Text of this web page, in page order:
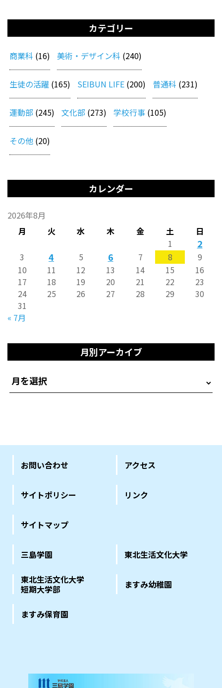
カテゴリー
商業科 (16) 美術・デザイン科 (240)
生徒の活躍 (165) SEIBUN LIFE (200) 普通科 (231)
運動部 (245) 文化部 (273) 学校行事 (105)
その他 (20)
カレンダー
2026年8月
月
火 水 木 金 土 日
« 7月
1 2
3 4 5 6 7 8
9
10
11 12 13 14 15
16
17
18 19 20 21 22
23
24
25 26 27 28 29
30
31
月別アーカイブ
お問い合わせ アクセス
サイトポリシー リンク
サイトマップ
三島学園 東北生活文化大学
東北生活文化大学
短期大学部
ますみ幼稚園
ますみ保育園